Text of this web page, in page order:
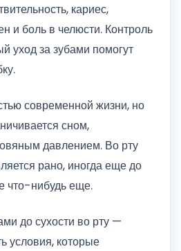
кариес,
и боль в челюсти. Контроль
уход за зубами помогут
современной жизни, но
сном,
давлением. Во рту
рано, иногда еще до
что-нибудь еще.
до сухости во рту —
условия, которые